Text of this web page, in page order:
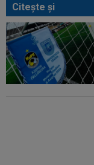
Citeşte şi